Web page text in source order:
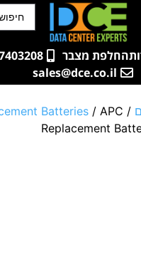
החלפת מצבר
sales@dce.co.il
/
Batteries / APC
Replacement